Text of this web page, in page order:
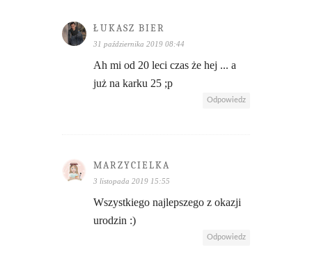
ŁUKASZ BIER
31 października 2019 08:44
Ah mi od 20 leci czas że hej ... a
już na karku 25 ;p
Odpowiedz
MARZYCIELKA
3 listopada 2019 15:55
Wszystkiego najlepszego z okazji
urodzin :)
Odpowiedz